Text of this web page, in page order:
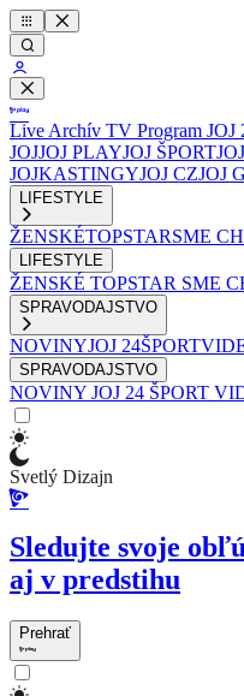
Live Archív TV Program JOJ
JOJJOJ PLAYJOJ ŠPORT
JOJKASTINGYJOJ CZJOJ
LIFESTYLE
ŽENSKÉTOPSTARSME
LIFESTYLE
ŽENSKÉ TOPSTAR SME
SPRAVODAJSTVO
NOVINYJOJ 24ŠPORT
SPRAVODAJSTVO
NOVINY JOJ 24 ŠPORT
Svetlý Dizajn
Sledujte svoje
aj v predstihu
Prehrať